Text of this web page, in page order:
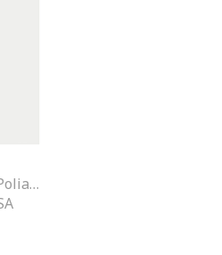
Bluza dama, 304687532, Poliamida, 2XL INTL, Verde